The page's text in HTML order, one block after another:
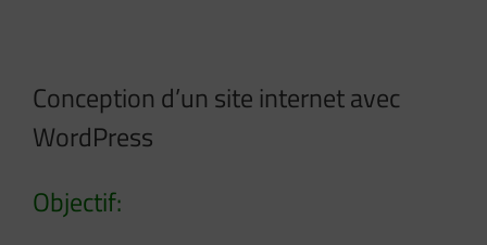
Conception d’un site internet avec
WordPress
Objectif: